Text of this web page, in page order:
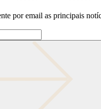
por email as principais